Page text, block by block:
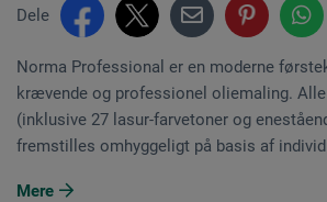
Dele
Norma Professional er en moderne
krævende og professionel oliemaling.
(inklusive 27 lasur-farvetoner og
fremstilles omhyggeligt på basis af
Mere